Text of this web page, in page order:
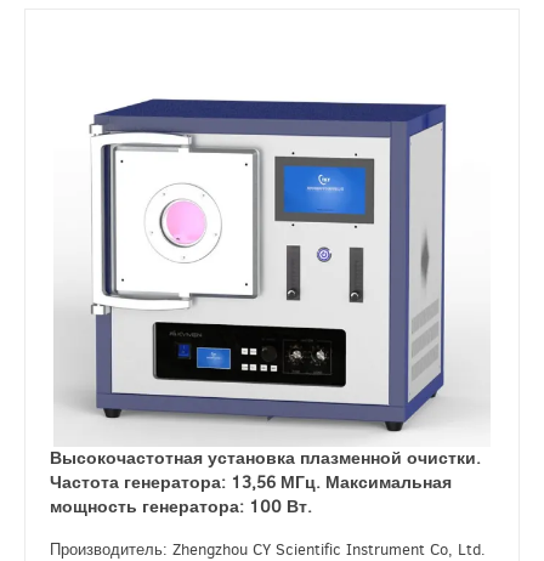
Высокочастотная установка плазменной очистки.
Частота генератора: 13,56 МГц. Максимальная
мощность генератора: 100 Вт.
Производитель: Zhengzhou CY Scientific Instrument Co, Ltd.